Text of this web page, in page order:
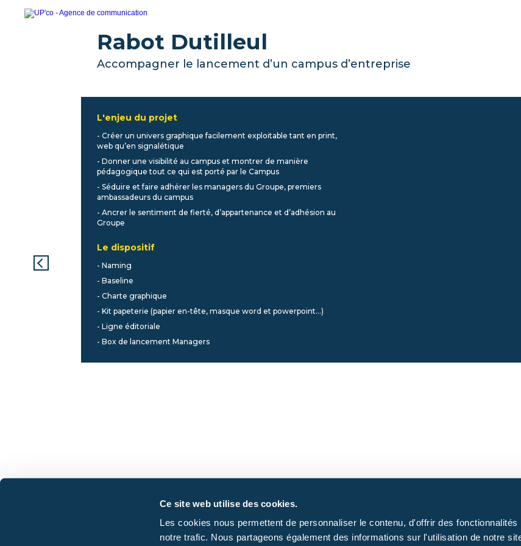
Ce site web utilise des cookies.
Les cookies nous permettent de personnaliser le contenu, d'offrir des
notre trafic. Nous partageons également des informations sur l'utilisation de notre
Rabot Dutilleul
Accompagner le lancement d’un campus d’entreprise
L'enjeu du projet
- Créer un univers graphique facilement exploitable tant en print,
web qu’en signalétique
- Donner une visibilité au campus et montrer de manière
pédagogique tout ce qui est porté par le Campus
- Séduire et faire adhérer les managers du Groupe, premiers
ambassadeurs du campus
- Ancrer le sentiment de fierté, d’appartenance et d’adhésion au
Groupe
Le dispositif
- Naming
- Baseline
- Charte graphique
- Kit papeterie (papier en-tête, masque word et powerpoint…)
- Ligne éditoriale
- Box de lancement Managers